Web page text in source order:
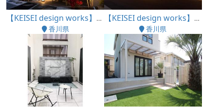
【KEISEI design works】慶誠工業株式会社
香川県
【KEISEI design works】慶誠工業株式会社
香川県